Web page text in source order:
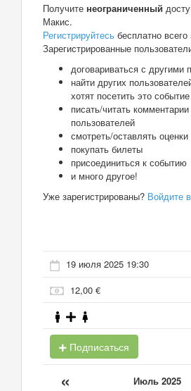
Получите неограниченный
Макис.
Регистрируйтесь бесплатно
Зарегистрированные
договариваться с другими
найти других
хотят посетить это событие
писать/читать комментарии
пользователей
смотреть/оставлять оценки
покупать билеты
присоединиться к событию
и много другое!
Уже зарегистрированы? Войдите
19 июля 2025 19:30
12,00 €
Подписаться
« Июль 2025